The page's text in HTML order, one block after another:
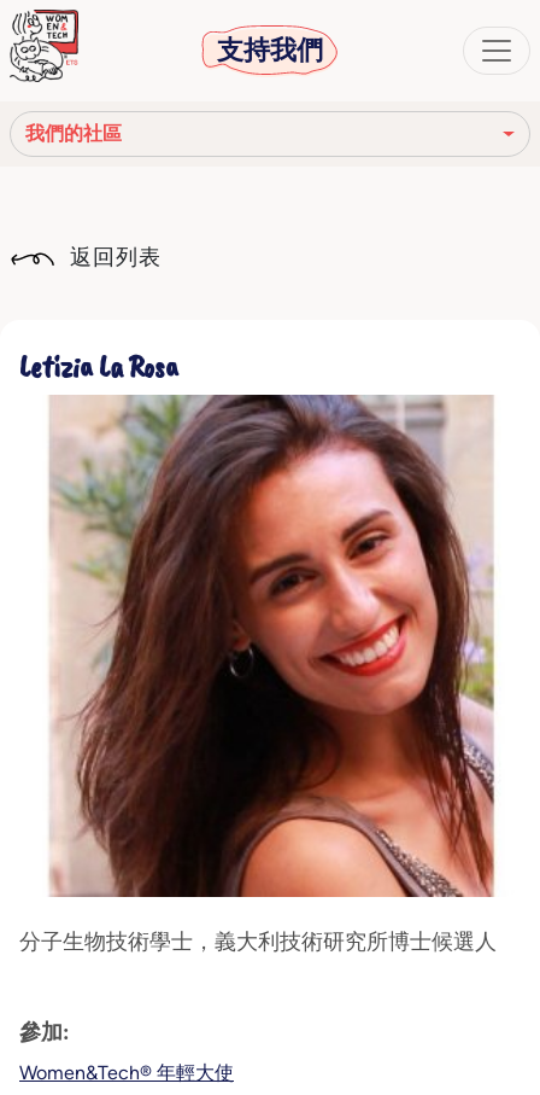
支持我們
我們的社區
我們的網絡
我們的社區
返回列表
Letizia La Rosa
分子生物技術學士，義大利技術研究所博士候選人
參加:
Women&Tech® 年輕大使